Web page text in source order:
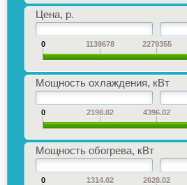
Цена, р.
0 1139678 2279355
Мощность охлаждения, кВт
0 2198.02 4396.02
Мощность обогрева, кВт
0 1314.02 2628.02